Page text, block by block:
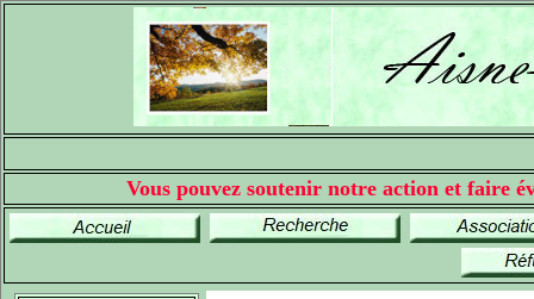
Vous pouvez soutenir notre action et faire